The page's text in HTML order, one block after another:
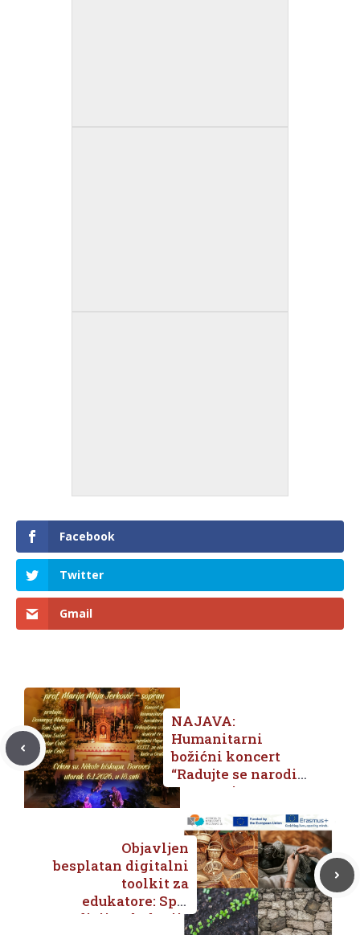
Facebook
Twitter
Gmail
NAJAVA:
Humanitarni
božićni koncert
“Radujte se narodi”
u Borovcima
Objavljen
besplatan digitalni
toolkit za
edukatore: Spoj
tradicije, ekologije
i socijalne